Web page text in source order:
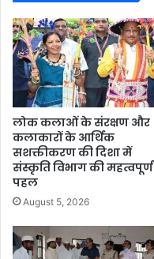
लोक कलाओं के संरक्षण और
कलाकारों के आर्थिक
सशक्तीकरण की दिशा में
संस्कृति विभाग की महत्वपूर्ण
पहल
August 5, 2026